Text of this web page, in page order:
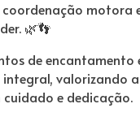
motora
🌿👣
de encantamento
valorizando
e dedicação.